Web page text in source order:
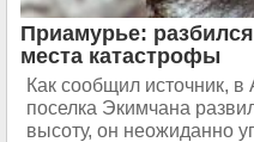
Приамурье:
места катастрофы
Как сообщил источник,
поселка Экимчана
высоту, он неожиданно